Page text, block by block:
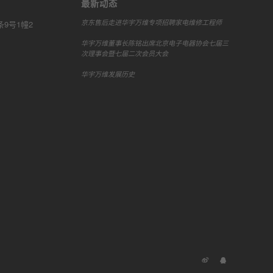
9号1幢2
最新动态
京东售后走进华宇万维专项招聘家电维修工程师
华宇万维董事长陈铭出席北京电子电器协会七届三
次理事会暨七届二次会员大会
华宇万维发展历史